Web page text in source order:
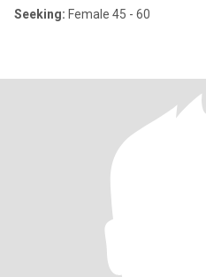
Seeking: Female 45 - 60